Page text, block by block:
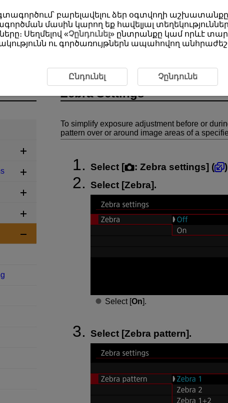
Zebra Settings
Zebra Settings
To simplify exposure adjustment before or
pattern over or around image areas of a
Select [ : Zebra settings] (
Select [Zebra].
Select [On].
Select [Zebra pattern].
օգտագործում՝ բարելավելու ձեր օգտվողի
մասին կարող եք հավելյալ
Սեղմելով «Չընդունել» ընտրանքը կամ որևէ
ու գործառույթներն ապահովող
Ընդունել Չընդունե